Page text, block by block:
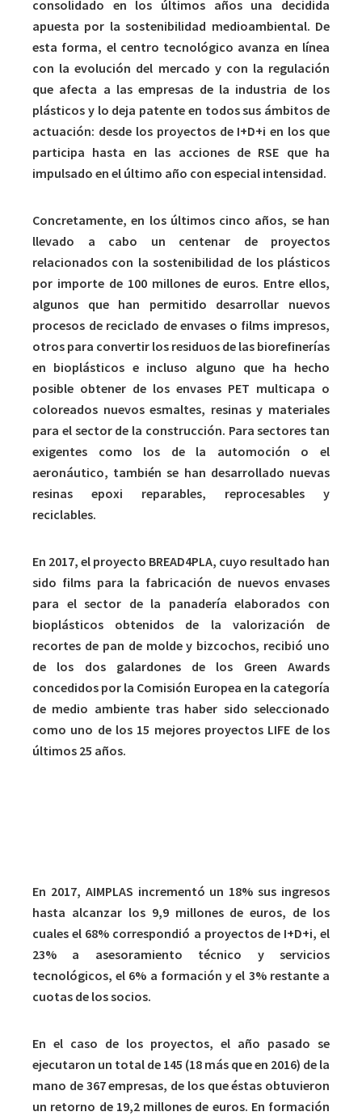
consolidado en los últimos años una decidida
apuesta por la sostenibilidad medioambiental. De
esta forma, el centro tecnológico avanza en línea
con la evolución del mercado y con la regulación
que afecta a las empresas de la industria de los
plásticos y lo deja patente en todos sus ámbitos de
actuación: desde los proyectos de I+D+i en los que
participa hasta en las acciones de RSE que ha
impulsado en el último año con especial intensidad.
Concretamente, en los últimos cinco años, se han
llevado a cabo un centenar de proyectos
relacionados con la sostenibilidad de los plásticos
por importe de 100 millones de euros. Entre ellos,
algunos que han permitido desarrollar nuevos
procesos de reciclado de envases o films impresos,
otros para convertir los residuos de las biorefinerías
en bioplásticos e incluso alguno que ha hecho
posible obtener de los envases PET multicapa o
coloreados nuevos esmaltes, resinas y materiales
para el sector de la construcción. Para sectores tan
exigentes como los de la automoción o el
aeronáutico, también se han desarrollado nuevas
resinas epoxi reparables, reprocesables y
reciclables.
En 2017, el proyecto BREAD4PLA, cuyo resultado han
sido films para la fabricación de nuevos envases
para el sector de la panadería elaborados con
bioplásticos obtenidos de la valorización de
recortes de pan de molde y bizcochos, recibió uno
de los dos galardones de los Green Awards
concedidos por la Comisión Europea en la categoría
de medio ambiente tras haber sido seleccionado
como uno de los 15 mejores proyectos LIFE de los
últimos 25 años.
En 2017, AIMPLAS incrementó un 18% sus ingresos
hasta alcanzar los 9,9 millones de euros, de los
cuales el 68% correspondió a proyectos de I+D+i, el
23% a asesoramiento técnico y servicios
tecnológicos, el 6% a formación y el 3% restante a
cuotas de los socios.
En el caso de los proyectos, el año pasado se
ejecutaron un total de 145 (18 más que en 2016) de la
mano de 367 empresas, de los que éstas obtuvieron
un retorno de 19,2 millones de euros. En formación